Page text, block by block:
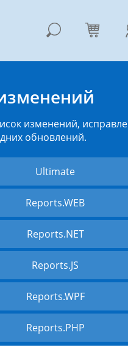
изменений,
обновлений.
Ultimate
Reports.WEB
Reports.NET
Reports.JS
Reports.WPF
Reports.PHP